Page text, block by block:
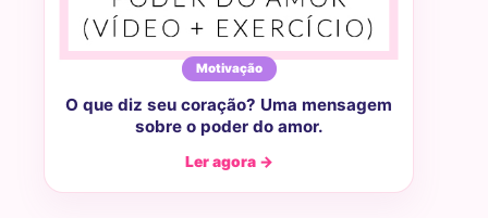
Motivação
O que diz seu coração? Uma mensagem
sobre o poder do amor.
Ler agora →